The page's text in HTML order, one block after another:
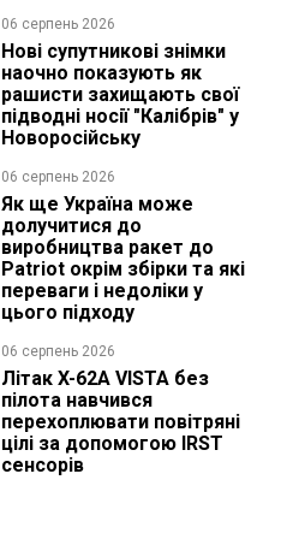
06 серпень 2026
Нові супутникові знімки
наочно показують як
рашисти захищають свої
підводні носії "Калібрів" у
Новоросійську
06 серпень 2026
Як ще Україна може
долучитися до
виробництва ракет до
Patriot окрім збірки та які
переваги і недоліки у
цього підходу
06 серпень 2026
Літак X-62A VISTA без
пілота навчився
перехоплювати повітряні
цілі за допомогою IRST
сенсорів